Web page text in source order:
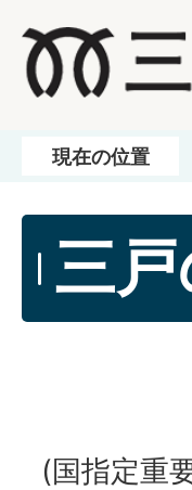
現在の位置
三
(国指定重